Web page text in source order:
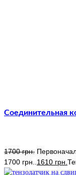
Соединительная
1700грн.
1700 грн.. 1610 грн.